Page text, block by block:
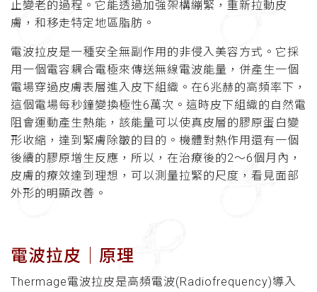
止變老的過程。它能透過加強架構繃緊，重新拉動皮
膚，和移走特定地區脂肪。
電波拉皮是一種安全無副作用的非侵入美容方式。它採
用一個電容耦合電極來傳送無線電波能量，併產生一個
電場穿過皮膚表層進入皮下組織。在6兆赫的高頻率下，
這個電場每秒鐘變換極性6萬次。這時皮下組織的自然電
阻會運動產生熱能，該能量可以使真皮層的膠原蛋白變
形收縮，達到緊膚除皺的目的。機體對熱作用還有一個
後續的膠原增生反應，所以，在治療後的2～6個月內，
皮膚的療效達到理想，可以測量拉緊的尺度，看見面部
外形的明顯改善。
電波拉皮│原理
Thermage電波拉皮是高頻電波(Radiofrequency)導入